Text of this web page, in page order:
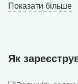
рішення менеджерів.
планшетів, де
Показати більше
Як